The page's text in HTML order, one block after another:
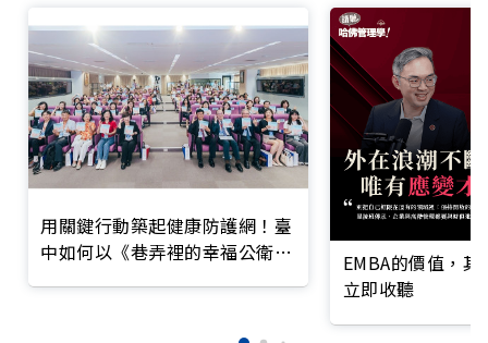
用關鍵行動築起健康防護網！臺
中如何以《巷弄裡的幸福公衛》
EMBA的價值，
立即收聽